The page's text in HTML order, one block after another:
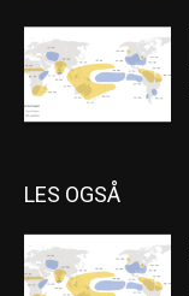
LES OGSÅ